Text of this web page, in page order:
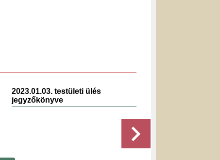
2023.01.03. testületi ülés
jegyzőkönyve